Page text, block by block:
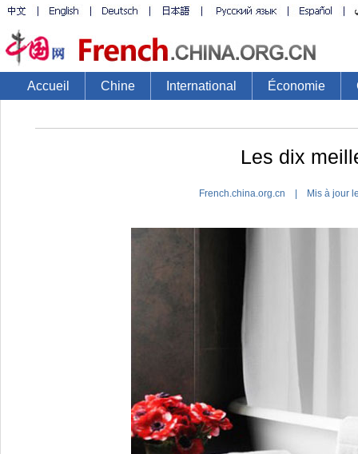
Accueil Chine International Économie
Les dix
French.china.org.cn | Mis à